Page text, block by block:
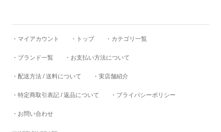
HARDIN KNITWEAR
HBarC
HEADLIGHT
・マイアカウント ・トップ ・カテゴリ一覧
・ブランド一覧 ・お支払い方法について
・配送方法 / 送料について ・実店舗紹介
・特定商取引表記 / 返品について ・プライバシーポリシー
・お問い合わせ